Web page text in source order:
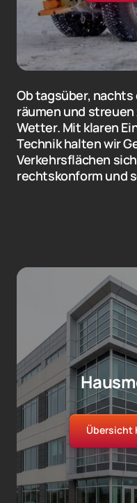
Ob tagsüber, nachts
räumen und
Wetter. Mit klaren
Technik halten wir
Verkehrsflächen
rechtskonform und
Übersicht